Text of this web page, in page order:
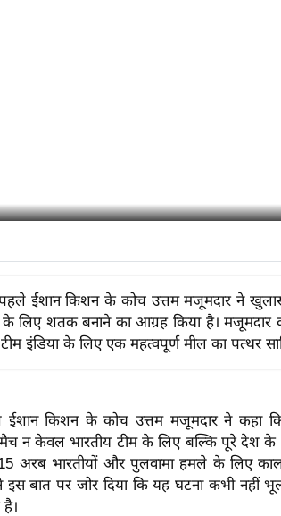
ईशान किशन के कोच उत्तम मजूमदार ने
लिए शतक बनाने का आग्रह किया है। मजूमदार
इंडिया के लिए एक महत्वपूर्ण मील का पत्थर
ईशान किशन के कोच उत्तम मजूमदार ने कहा
मैच न केवल भारतीय टीम के लिए बल्कि पूरे देश के
15 अरब भारतीयों और पुलवामा हमले के लिए
इस बात पर जोर दिया कि यह घटना कभी नहीं